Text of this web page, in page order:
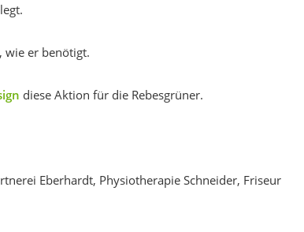
wie er benötigt.
diese Aktion für die Rebesgrüner.
Eberhardt, Physiotherapie Schneider, Friseur